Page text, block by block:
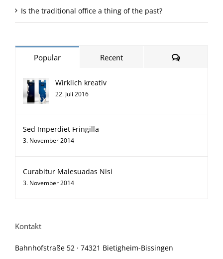
Is the traditional office a thing of the past?
Popular Recent Comments
Wirklich kreativ
22. Juli 2016
Sed Imperdiet Fringilla
3. November 2014
Curabitur Malesuadas Nisi
3. November 2014
Kontakt
Bahnhofstraße 52 · 74321 Bietigheim-Bissingen